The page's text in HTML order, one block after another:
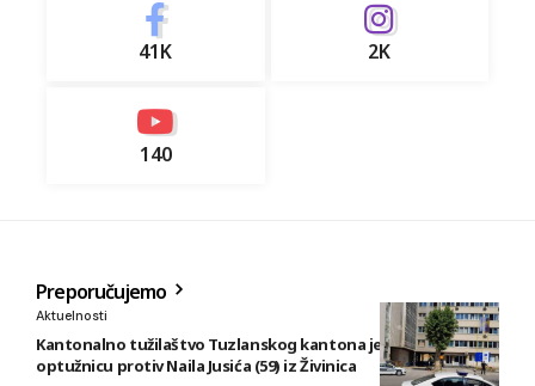
41K 2K
140
Preporučujemo
Aktuelnosti
Kantonalno tužilaštvo Tuzlanskog kantona je podiglo
optužnicu protiv Naila Jusića (59) iz Živinica